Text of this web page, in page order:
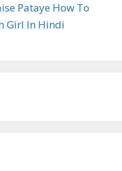
Pataye How To
Girl In Hindi